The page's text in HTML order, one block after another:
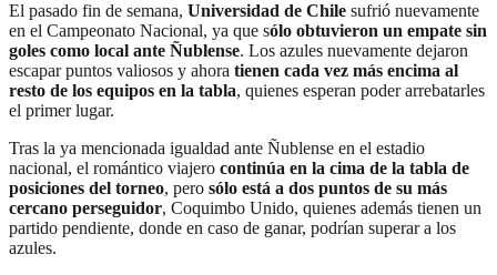
El pasado fin de semana, Universidad de Chile sufrió nuevamente
en el Campeonato Nacional, ya que sólo obtuvieron un empate sin
goles como local ante Ñublense. Los azules nuevamente dejaron
escapar puntos valiosos y ahora tienen cada vez más encima al
resto de los equipos en la tabla, quienes esperan poder arrebatarles
el primer lugar.
Tras la ya mencionada igualdad ante Ñublense en el estadio
nacional, el romántico viajero continúa en la cima de la tabla de
posiciones del torneo, pero sólo está a dos puntos de su más
cercano perseguidor, Coquimbo Unido, quienes además tienen un
partido pendiente, donde en caso de ganar, podrían superar a los
azules.